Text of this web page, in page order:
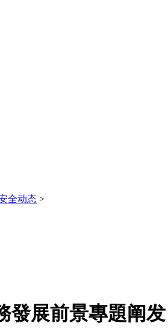
全动态 >
發展前景專題阐发